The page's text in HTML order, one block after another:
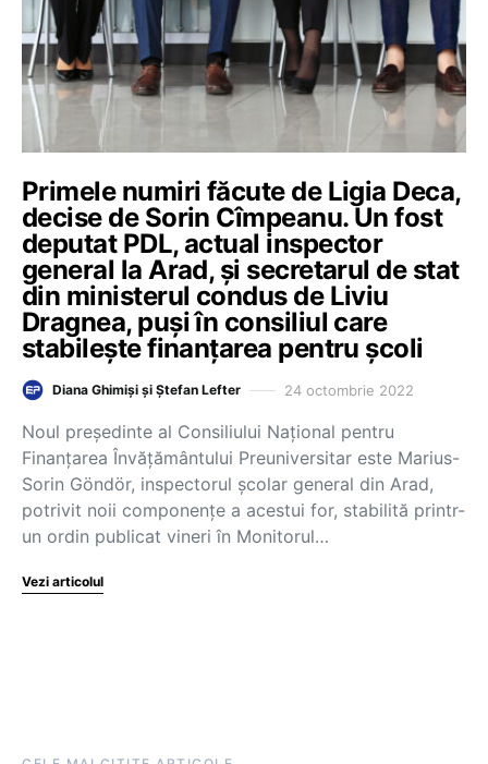
Primele numiri făcute de Ligia Deca,
decise de Sorin Cîmpeanu. Un fost
deputat PDL, actual inspector
general la Arad, și secretarul de stat
din ministerul condus de Liviu
Dragnea, puși în consiliul care
stabilește finanțarea pentru școli
Diana Ghimiși și Ștefan Lefter 24 octombrie 2022
Noul președinte al Consiliului Național pentru
Finanțarea Învățământului Preuniversitar este Marius-
Sorin Göndör, inspectorul școlar general din Arad,
potrivit noii componențe a acestui for, stabilită printr-
un ordin publicat vineri în Monitorul…
Vezi articolul